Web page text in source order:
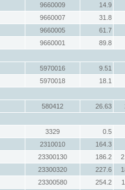
9660009
14.9
9660007
31.8
9660005
61.7
9660001
89.8
5970016
9.51
5970018
18.1
580412 26.63
3329
0.5
2310010
164.3
23300130 186.2
23300320 227.6
23300580 254.2